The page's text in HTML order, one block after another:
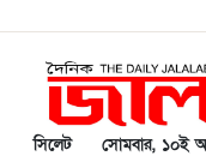
সিলেট সোমবার, ১০ই